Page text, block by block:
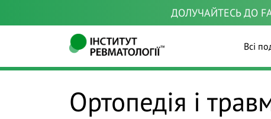
ДОЛУЧАЙТЕСЬ ДО
Всі
Ортопедія і